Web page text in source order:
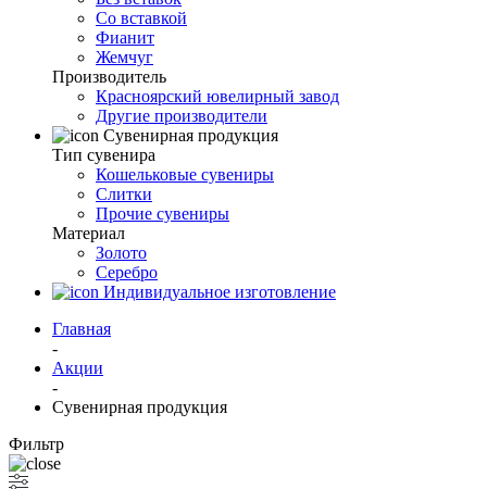
Со вставкой
Фианит
Жемчуг
Производитель
Красноярский ювелирный завод
Другие производители
Сувенирная продукция
Тип сувенира
Кошельковые сувениры
Слитки
Прочие сувениры
Материал
Золото
Серебро
Индивидуальное изготовление
Главная
-
Акции
-
Сувенирная продукция
Фильтр